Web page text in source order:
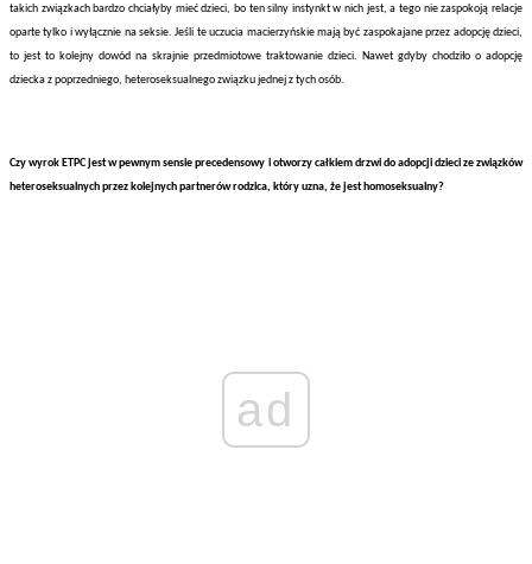
takich związkach bardzo chciałyby mieć dzieci, bo ten silny instynkt w nich jest, a tego nie zaspokoją relacje
oparte tylko i wyłącznie na seksie. Jeśli te uczucia macierzyńskie mają być zaspokajane przez adopcję dzieci,
to jest to kolejny dowód na skrajnie przedmiotowe traktowanie dzieci. Nawet gdyby chodziło o adopcję
dziecka z poprzedniego, heteroseksualnego związku jednej z tych osób.
Czy wyrok ETPC jest w pewnym sensie precedensowy i otworzy całkiem drzwi do adopcji dzieci ze związków
heteroseksualnych przez kolejnych partnerów rodzica, który uzna, że jest homoseksualny?
ad